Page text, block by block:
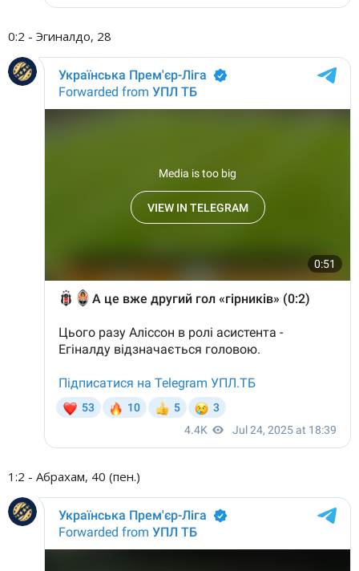
0:2 - Эгиналдо, 28
1:2 - Абрахам, 40 (пен.)